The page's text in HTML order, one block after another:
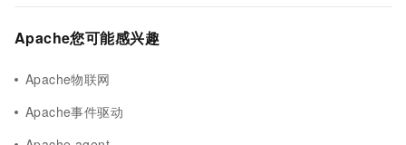
Apache您可能感兴趣
Apache物联网
Apache事件驱动